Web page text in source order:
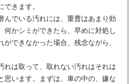
タンドやコイン洗車場で使用が可
きます。
んでいる汚れには、重曹はあまり効
何かシミができたら、早めに対処し
できなかった場合、残念ながら、
れは取って、取れない汚れはそれは
思います。まずは、車の中の、嫌な